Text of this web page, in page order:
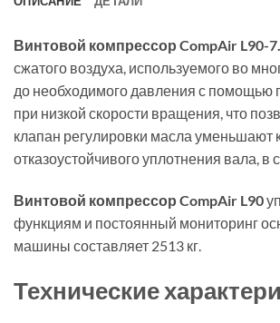
Винтовой компрессор CompAir L90-
сжатого воздуха, используемого во
до необходимого давления с помощью
при низкой скорости вращения, что
клапан регулировки масла
отказоустойчивого уплотнения вала,
Винтовой компрессор CompAir L90
функциям и постоянный мониторинг
машины составляет 2513 кг.
Технические